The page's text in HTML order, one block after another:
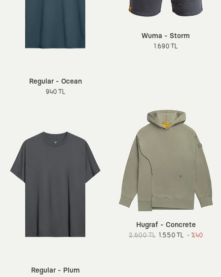
Regular - Ocean
940 TL
Wuma - Storm
1.690 TL
Regular - Plum
Hugraf - Concrete
2.600 TL 1.550 TL - %40